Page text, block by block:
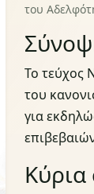
του
Το τεύχος
του
για
Κύρια